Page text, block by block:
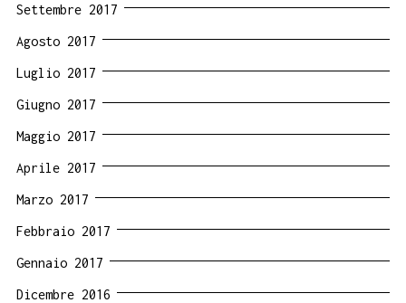
Settembre 2017
Agosto 2017
Luglio 2017
Giugno 2017
Maggio 2017
Aprile 2017
Marzo 2017
Febbraio 2017
Gennaio 2017
Dicembre 2016